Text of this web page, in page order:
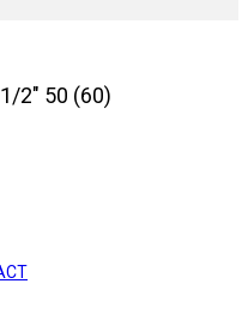
2″ 50 (60)